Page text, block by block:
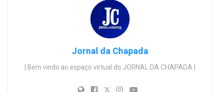
Jornal da Chapada
| Bem vindo ao espaço virtual do JORNAL DA CHAPADA |